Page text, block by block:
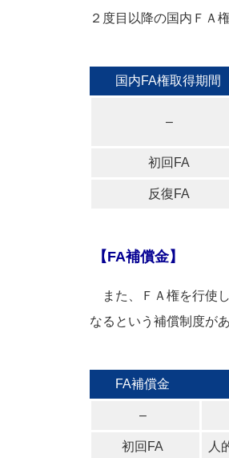
２度目以降の国内ＦＡ
国内FA権取得期間
–
初回FA
反復FA
【FA補償金】
また、ＦＡ権を行使
なるという補償制度が
FA補償金
–
初回FA 人